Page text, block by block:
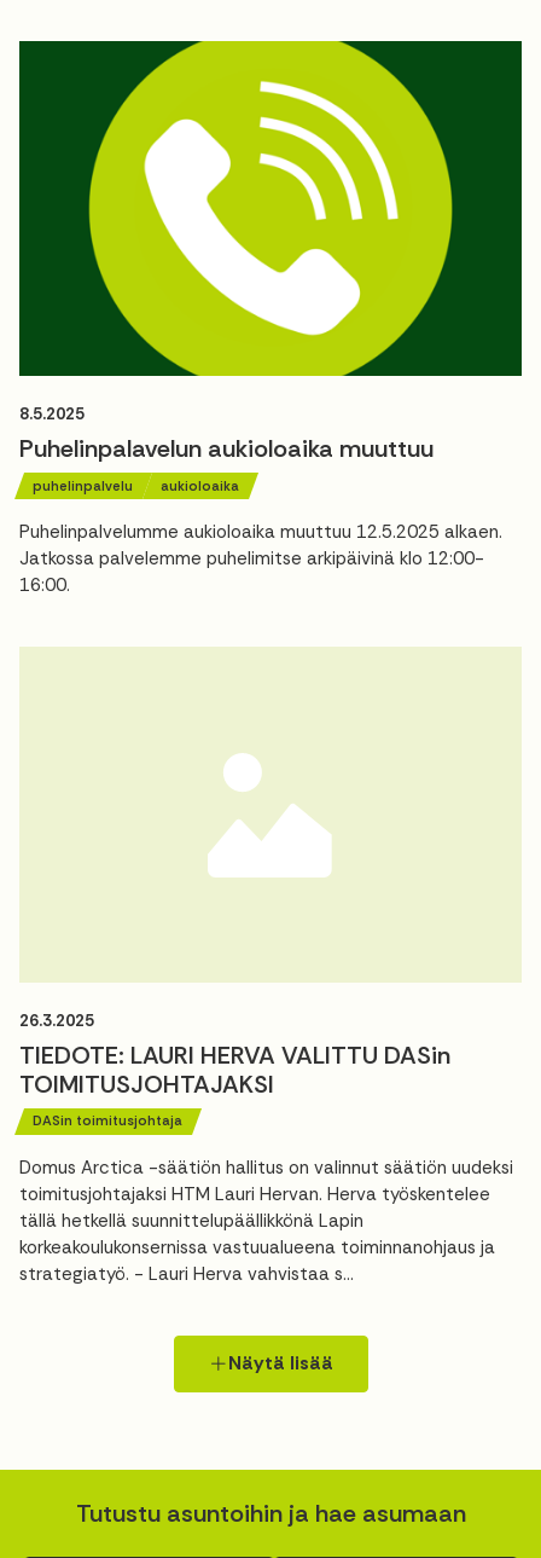
8.5.2025
Puhelinpalavelun aukioloaika muuttuu
puhelinpalvelu aukioloaika
Puhelinpalvelumme aukioloaika muuttuu 12.5.2025 alkaen.
Jatkossa palvelemme puhelimitse arkipäivinä klo 12:00-
16:00.
26.3.2025
TIEDOTE: LAURI HERVA VALITTU DASin
TOIMITUSJOHTAJAKSI
DASin toimitusjohtaja
Domus Arctica -säätiön hallitus on valinnut säätiön uudeksi
toimitusjohtajaksi HTM Lauri Hervan. Herva työskentelee
tällä hetkellä suunnittelupäällikkönä Lapin
korkeakoulukonsernissa vastuualueena toiminnanohjaus ja
strategiatyö. - Lauri Herva vahvistaa s...
Näytä lisää
Tutustu asuntoihin ja hae asumaan